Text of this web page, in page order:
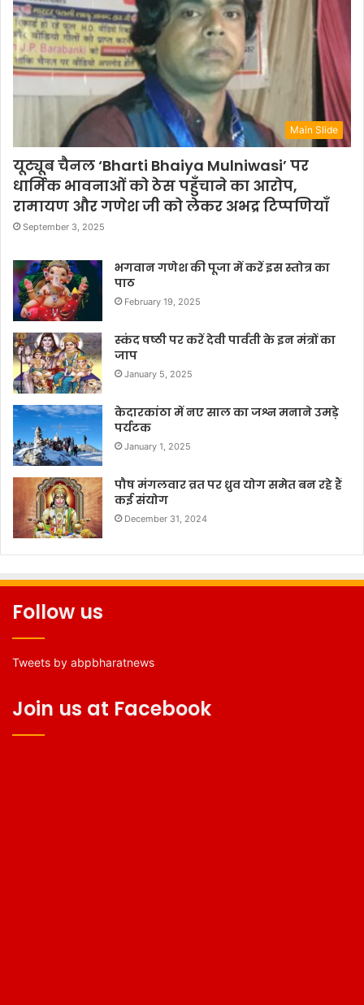
Main Slide
यूट्यूब चैनल ‘Bharti Bhaiya Mulniwasi’ पर
धार्मिक भावनाओं को ठेस पहुँचाने का आरोप,
रामायण और गणेश जी को लेकर अभद्र टिप्पणियाँ
September 3, 2025
भगवान गणेश की पूजा में करें इस स्तोत्र का
पाठ
February 19, 2025
स्कंद षष्ठी पर करें देवी पार्वती के इन मंत्रों का
जाप
January 5, 2025
केदारकांठा में नए साल का जश्न मनाने उमड़े
पर्यटक
January 1, 2025
पौष मंगलवार व्रत पर ध्रुव योग समेत बन रहे हैं
कई संयोग
December 31, 2024
Follow us
Tweets by abpbharatnews
Join us at Facebook